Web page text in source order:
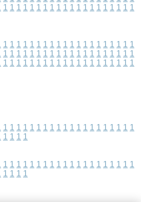
1 1 1 1 1 1 1 1 1 1 1 1 1 1 1 1 1 1 1 1
1 1 1 1 1 1 1 1 1 1 1 1 1 1 1 1 1 1 1 1
1 1 1 1 1 1 1 1 1 1 1 1 1 1 1 1 1 1 1 1
1 1 1 1 1 1 1 1 1 1 1 1 1 1 1 1 1 1 1 1
1 1 1 1 1 1 1 1 1 1 1 1 1 1 1 1 1 1 1 1
1 1 1 1
1 1 1 1 1 1 1 1 1 1 1 1 1 1 1 1 1 1 1 1
1 1 1 1